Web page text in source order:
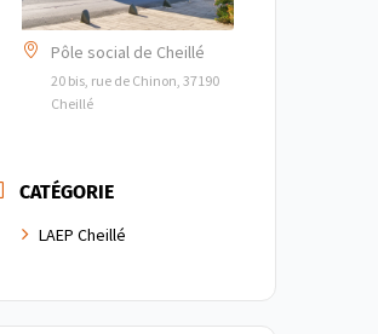
Pôle social de Cheillé
20 bis, rue de Chinon, 37190
Cheillé
CATÉGORIE
LAEP Cheillé